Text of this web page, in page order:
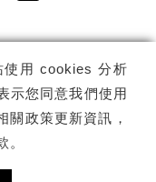
使用 cookies 分析
示您同意我們使用
政策更新資訊，
。
訂閱
藝術文化中心